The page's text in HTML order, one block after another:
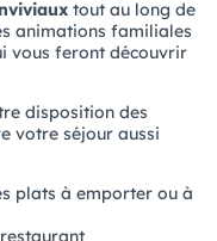
tout au long de
animations familiales
vous feront découvrir
disposition des
votre séjour aussi
plats à emporter ou à